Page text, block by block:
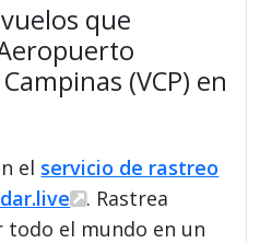
que
(VCP) en
el servicio de rastreo
. Rastrea
el mundo en un